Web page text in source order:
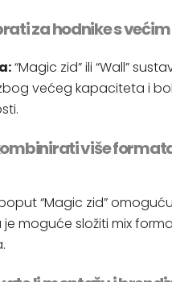
za hodnike s
“Magic zid” ili “Wall”
većeg kapaciteta i
više
“Magic zid”
moguće složiti mix